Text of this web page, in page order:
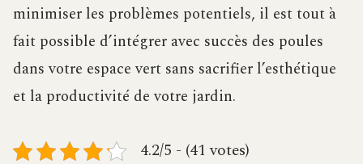
minimiser les problèmes potentiels, il est tout à
fait possible d’intégrer avec succès des poules
dans votre espace vert sans sacrifier l’esthétique
et la productivité de votre jardin.
4.2/5 - (41 votes)